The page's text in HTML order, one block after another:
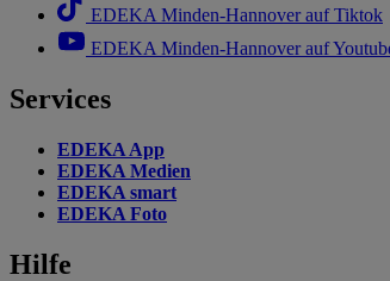
EDEKA Minden-Hannover auf Tiktok
EDEKA Minden-Hannover auf
Services
EDEKA App
EDEKA Medien
EDEKA smart
EDEKA Foto
Hilfe